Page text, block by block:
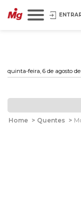
quinta-feira, 6 de agosto
Home > Quentes >